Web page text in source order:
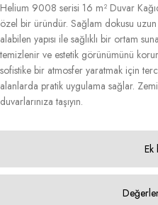
Ek
Helium 9008 serisi 16 m² Duvar
özel bir üründür. Sağlam dokusu
alabilen yapısı ile sağlıklı bir ortam
temizlenir ve estetik görünümünü
sofistike bir atmosfer yaratmak için
alanlarda pratik uygulama sağlar.
duvarlarınıza taşıyın.